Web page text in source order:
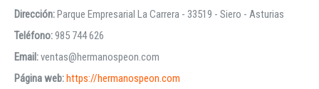
Dirección:Parque Empresarial La Carrera - 33519 - Siero - Asturias
Teléfono:985 744 626
Email:ventas@hermanospeon.com
Página web:https://hermanospeon.com